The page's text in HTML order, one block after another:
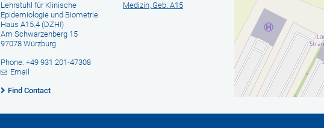
Lehrstuhl für Klinische
Epidemiologie und Biometrie
Haus A15.4 (DZHI)
Am Schwarzenberg 15
97078 Würzburg
Phone: +49 931 201-47308
Email
Find Contact
Medizin, Geb. A15